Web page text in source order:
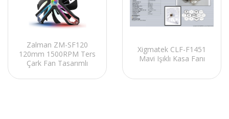
Zalman ZM-SF120
120mm 1500RPM Ters
Çark Fan Tasarımlı
Xigmatek CLF-F1451
Mavi Işıklı Kasa Fanı